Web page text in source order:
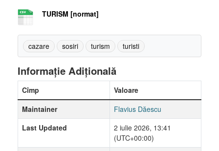
TURISM [normat]
cazare sosiri turism turisti
Informație Adițională
Cîmp
Valoare
Maintainer
Flavius Dăescu
Last Updated
2 iulie 2026, 13:41
(UTC+00:00)